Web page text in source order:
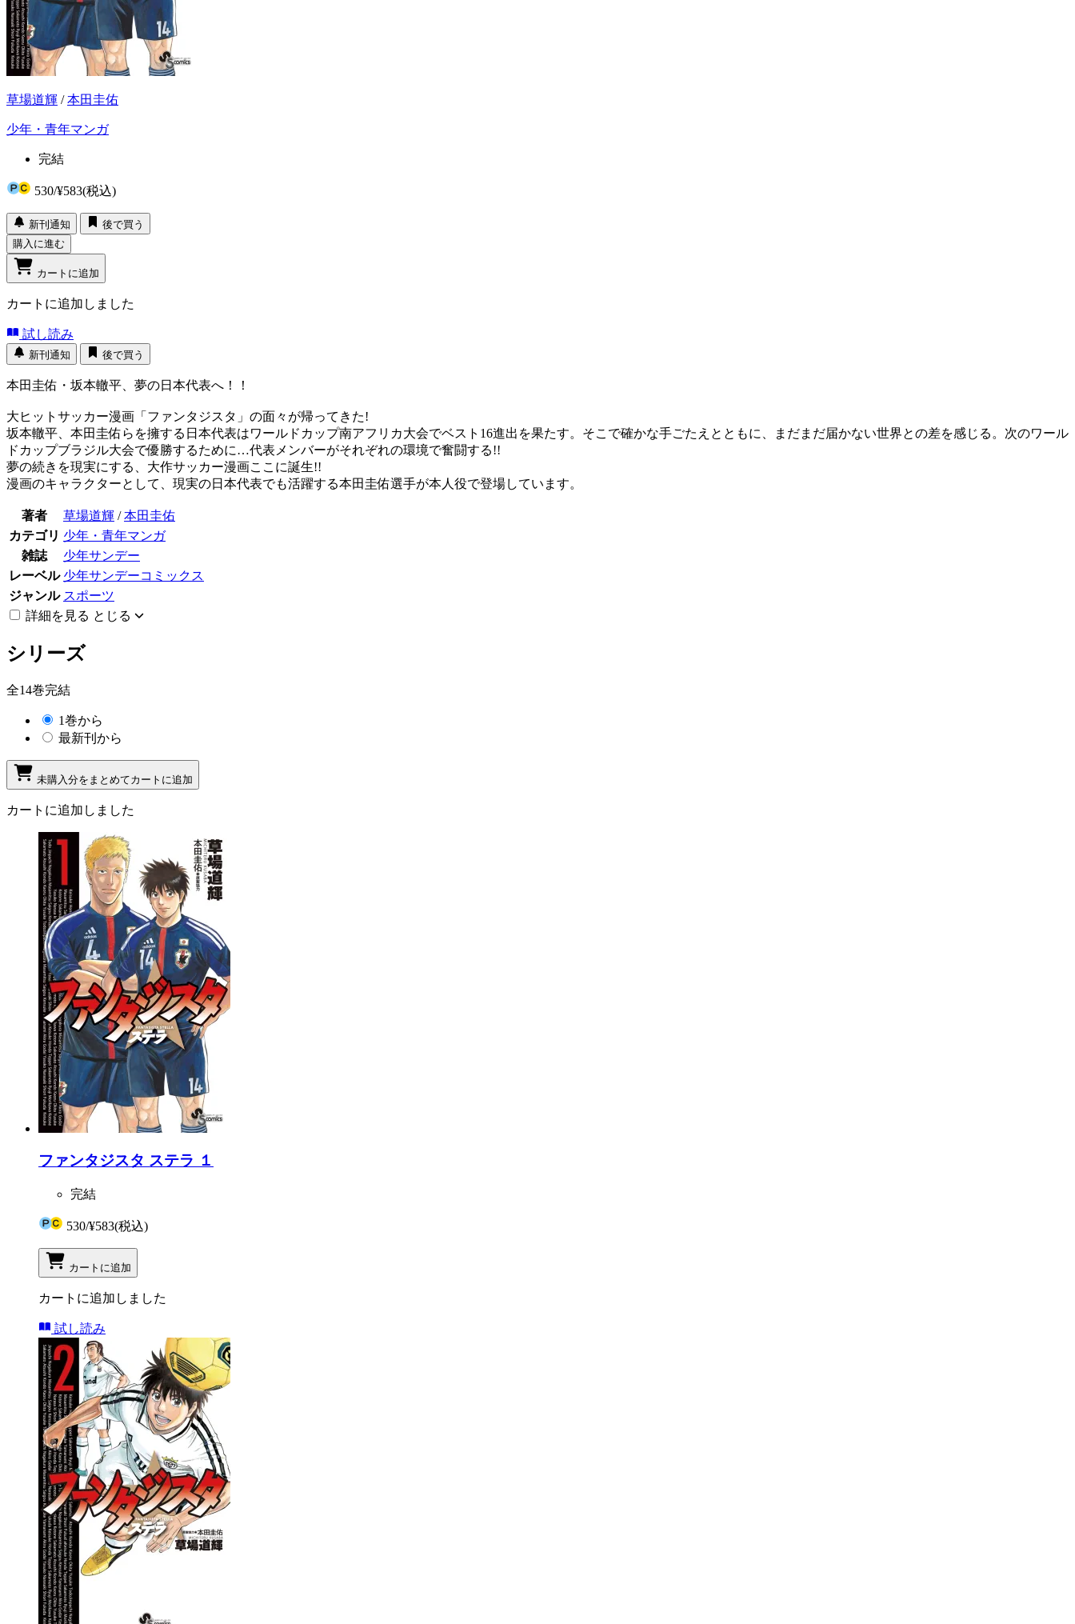
草場道輝 /本田圭佑
少年・青年マンガ
完結
530/¥583(税込)
新刊通知
後で買う
購入に進む
カートに追加
カートに追加しました
試し読み
新刊通知 後で買う
本田圭佑・坂本轍平、夢の日本代表へ！！
大ヒットサッカー漫画「ファンタジスタ」の面々が帰ってきた!
坂本轍平、本田圭佑らを擁する日本代表はワールドカップ南アフリカ大会でベスト16進出を果たす。そこで確かな手ごたえとともに、まだまだ届かない世界との差を感じる。次のワール
ドカップブラジル大会で優勝するために…代表メンバーがそれぞれの環境で奮闘する!!
夢の続きを現実にする、大作サッカー漫画ここに誕生!!
漫画のキャラクターとして、現実の日本代表でも活躍する本田圭佑選手が本人役で登場しています。
著者 草場道輝 /本田圭佑
カテゴリ 少年・青年マンガ
雑誌
少年サンデー
レーベル 少年サンデーコミックス
ジャンル スポーツ
詳細を見る とじる
シリーズ
全14巻完結
1巻から
最新刊から
未購入分をまとめてカートに追加
カートに追加しました
ファンタジスタ ステラ １
完結
530/¥583(税込)
カートに追加
カートに追加しました
試し読み